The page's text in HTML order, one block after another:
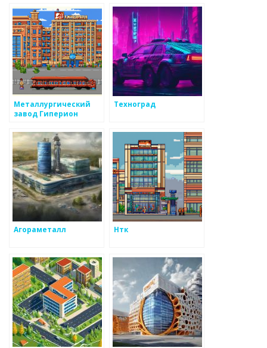
Металлургический
завод Гиперион
Техноград
Агораметалл Нтк